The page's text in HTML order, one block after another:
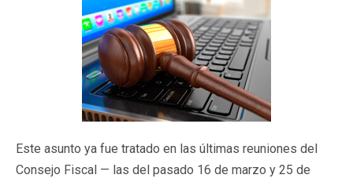
Este asunto ya fue tratado en las últimas reuniones del
Consejo Fiscal — las del pasado 16 de marzo y 25 de